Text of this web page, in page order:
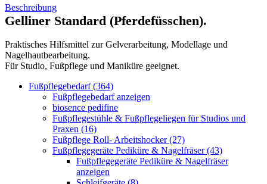
Beschreibung
Gelliner Standard (Pferdefüsschen).
Praktisches Hilfsmittel zur Gelverarbeitung, Modellage und
Nagelhautbearbeitung.
Für Studio, Fußpflege und Maniküre geeignet.
Fußpflegebedarf (364)
Fußpflegebedarf anzeigen
biosence pedifine
Fußpflegestühle & Fußpflegeliegen für Studios und
Praxen (16)
Fußpflege Roll- Arbeitshocker (27)
Fußpflegegeräte Pediküre & Nagelfräser (43)
Fußpflegegeräte Pediküre & Nagelfräser
anzeigen